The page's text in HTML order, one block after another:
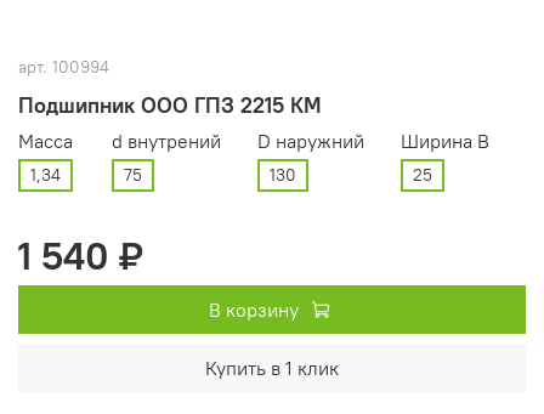
арт. 100994
Подшипник ООО ГПЗ 2215 КМ
Масса
1,34
d внутрений
75
D наружний
130
Ширина В
25
1 540 ₽
В корзину
Купить в 1 клик